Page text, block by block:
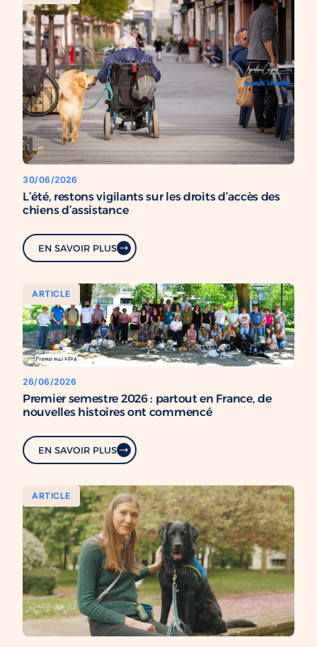
30/06/2026
L’été, restons vigilants sur les droits d’accès des
chiens d’assistance
EN SAVOIR PLUS
ARTICLE
26/06/2026
Premier semestre 2026 : partout en France, de
nouvelles histoires ont commencé
EN SAVOIR PLUS
ARTICLE